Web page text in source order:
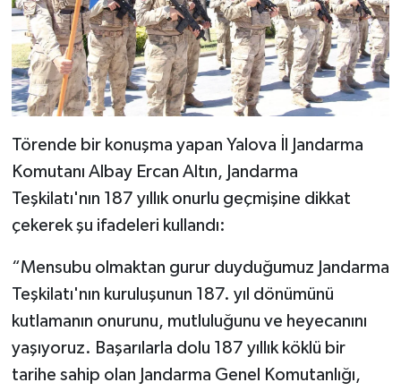
Törende bir konuşma yapan Yalova İl Jandarma
Komutanı Albay Ercan Altın, Jandarma
Teşkilatı'nın 187 yıllık onurlu geçmişine dikkat
çekerek şu ifadeleri kullandı:
“Mensubu olmaktan gurur duyduğumuz Jandarma
Teşkilatı'nın kuruluşunun 187. yıl dönümünü
kutlamanın onurunu, mutluluğunu ve heyecanını
yaşıyoruz. Başarılarla dolu 187 yıllık köklü bir
tarihe sahip olan Jandarma Genel Komutanlığı,